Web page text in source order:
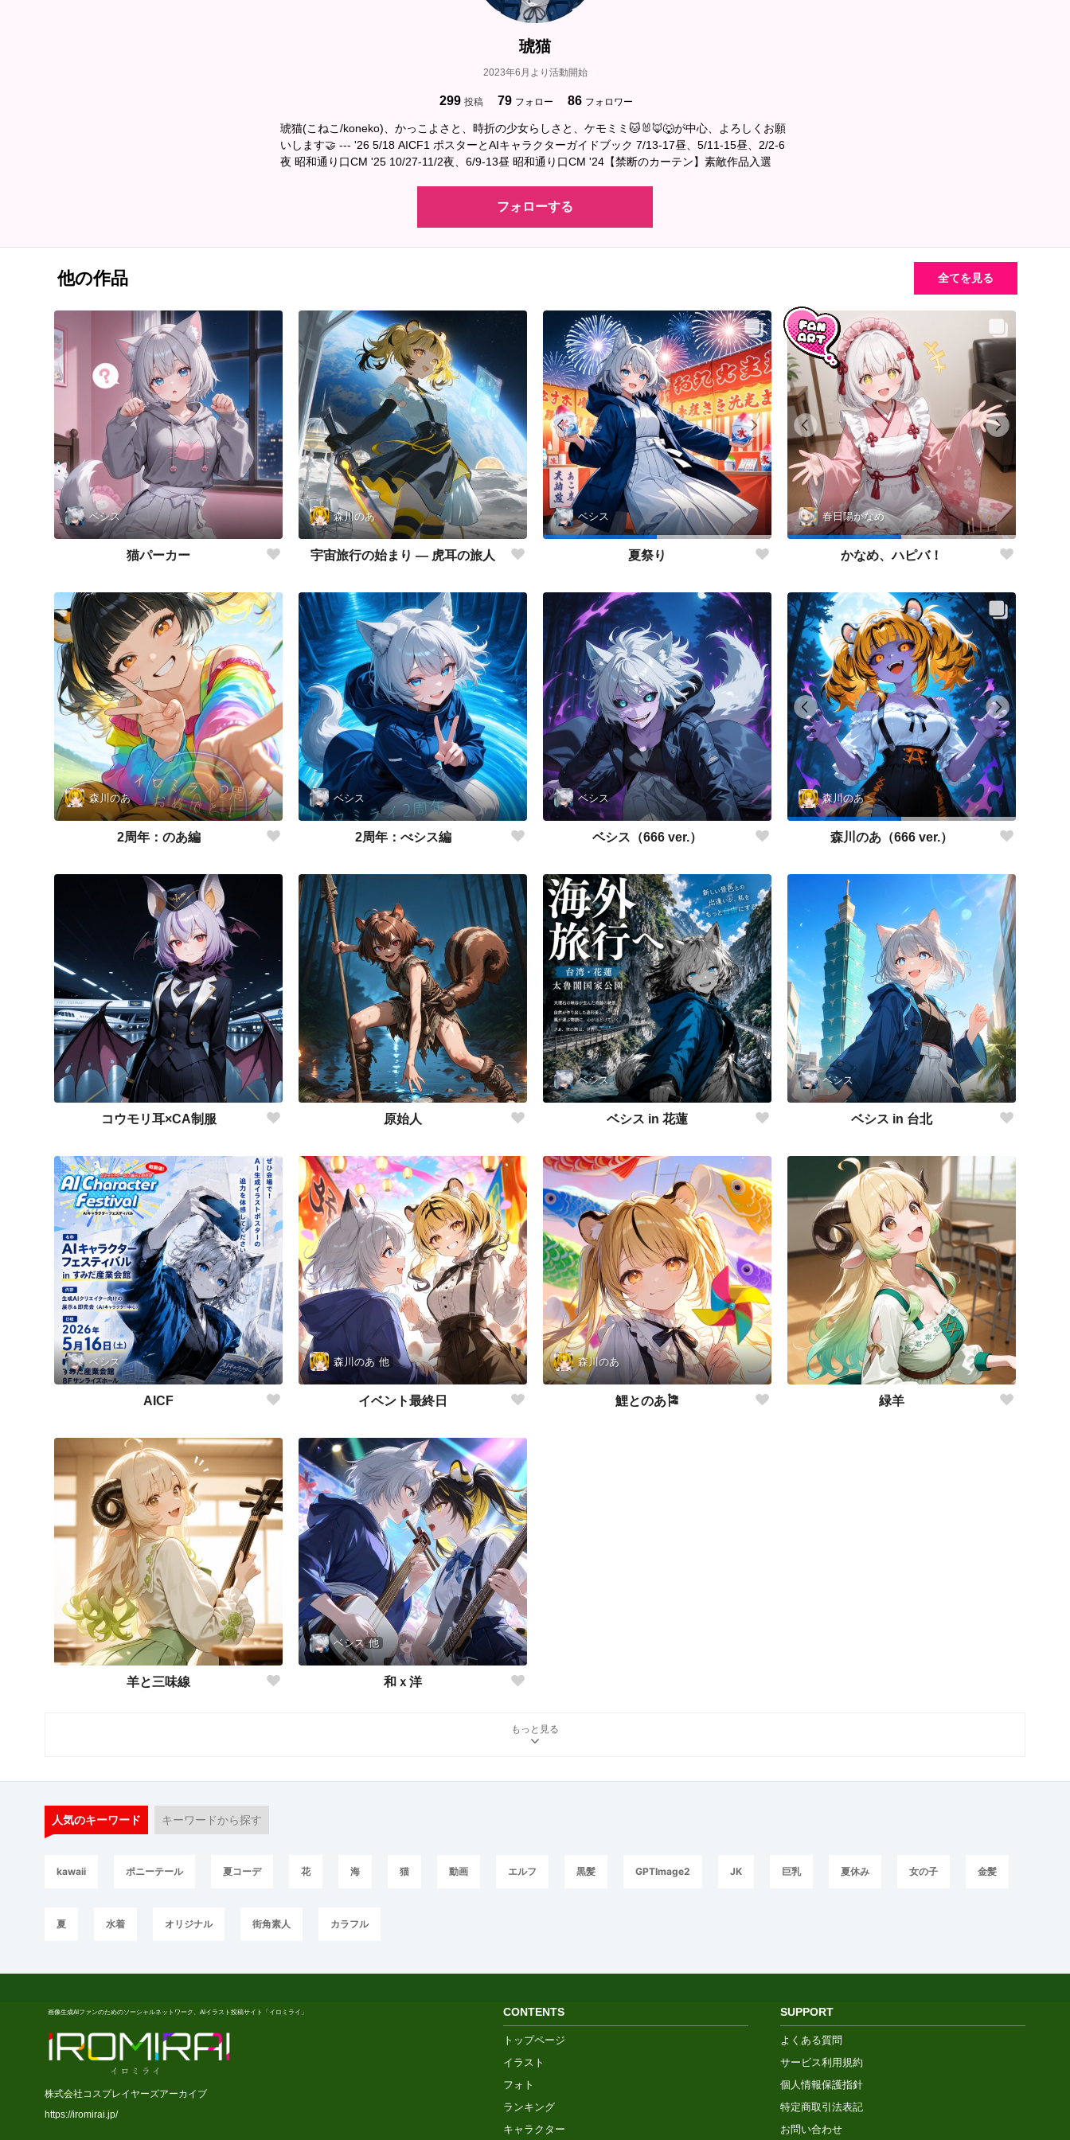
琥猫
2023年6月より活動開始
299 投稿 79 フォロー 86 フォロワー
琥猫(こねこ/koneko)、かっこよさと、時折の少女らしさと、ケモミミ🐱🐰🦊🐺が中心、よろしくお願
いします🤝 --- '26 5/18 AICF1 ポスターとAIキャラクターガイドブック 7/13-17昼、5/11-15昼、2/2-6
夜 昭和通り口CM '25 10/27-11/2夜、6/9-13昼 昭和通り口CM '24【禁断のカーテン】素敵作品入選
フォローする
他の作品 全てを見る
ベシス
猫パーカー
森川のあ
宇宙旅行の始まり ― 虎耳の旅人
ベシス
夏祭り
春日陽かなめ
かなめ、ハピバ！
森川のあ
2周年：のあ編
ベシス
2周年：べシス編
ベシス
ベシス（666 ver.）
森川のあ
森川のあ（666 ver.）
コウモリ耳×CA制服 原始人
ベシス
ベシス in 花蓮
ベシス
ベシス in 台北
ベシス
AICF
森川のあ 他
イベント最終日
森川のあ
鯉とのあ🎏 緑羊
羊と三味線
ベシス 他
和ｘ洋
もっと見る
人気のキーワード キーワードから探す
kawaii ポニーテール 夏コーデ 花 海 猫 動画 エルフ 黒髪 GPTImage2 JK 巨乳 夏休み 女の子 金髪
夏 水着 オリジナル 街角素人 カラフル
画像生成AIファンのためのソーシャルネットワーク、AIイラスト投稿サイト「イロミライ」
株式会社コスプレイヤーズアーカイブ
https://iromirai.jp/
SUPPORT
よくある質問
サービス利用規約
個人情報保護指針
特定商取引法表記
お問い合わせ
CONTENTS
トップページ
イラスト
フォト
ランキング
キャラクター